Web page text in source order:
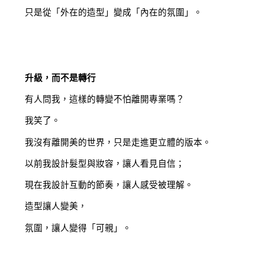
只是從「外在的造型」變成「內在的氛圍」。
升級，而不是轉行
有人問我，這樣的轉變不怕離開專業嗎？
我笑了。
我沒有離開美的世界，只是走進更立體的版本。
以前我設計髮型與妝容，讓人看見自信；
現在我設計互動的節奏，讓人感受被理解。
造型讓人變美，
氛圍，讓人變得「可親」。